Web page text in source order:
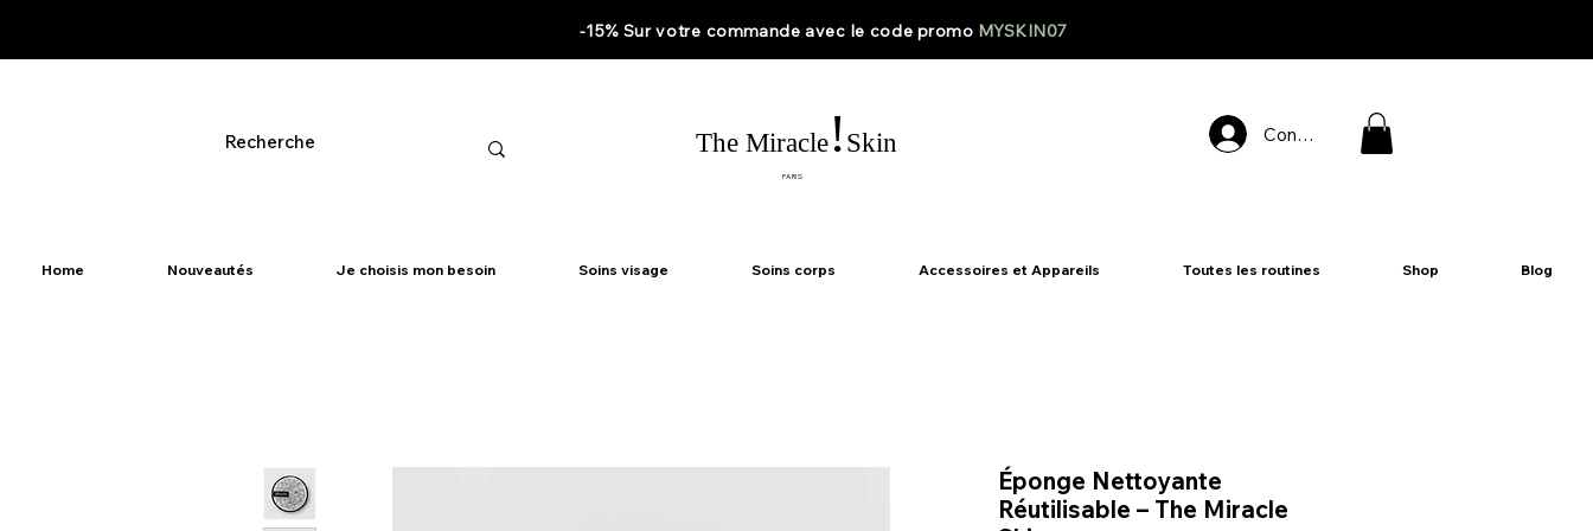
-15% Sur votre commande avec le code promo MYSKIN07
The Miracle ! Skin
PARIS
Connexion
Home Nouveautés Je choisis mon besoin Soins visage Soins corps Accessoires et Appareils Toutes les routines Shop Blog
Éponge Nettoyante
Réutilisable – The Miracle